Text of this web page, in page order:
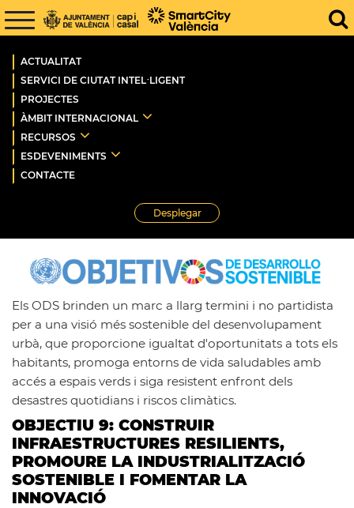
ACTUALITAT
SERVICI DE CIUTAT INTEL·LIGENT
PROJECTES
ÀMBIT INTERNACIONAL
RECURSOS
ESDEVENIMENTS
CONTACTE
Desplegar
Objectius de Desenvolupament Sostenible
Els ODS brinden un marc a llarg termini i no partidista
per a una visió més sostenible del desenvolupament
urbà, que proporcione igualtat d'oportunitats a tots els
habitants, promoga entorns de vida saludables amb
accés a espais verds i siga resistent enfront dels
desastres quotidians i riscos climàtics.
OBJECTIU 9: CONSTRUIR
INFRAESTRUCTURES RESILIENTS,
PROMOURE LA INDUSTRIALITZACIÓ
SOSTENIBLE I FOMENTAR LA
INNOVACIÓ